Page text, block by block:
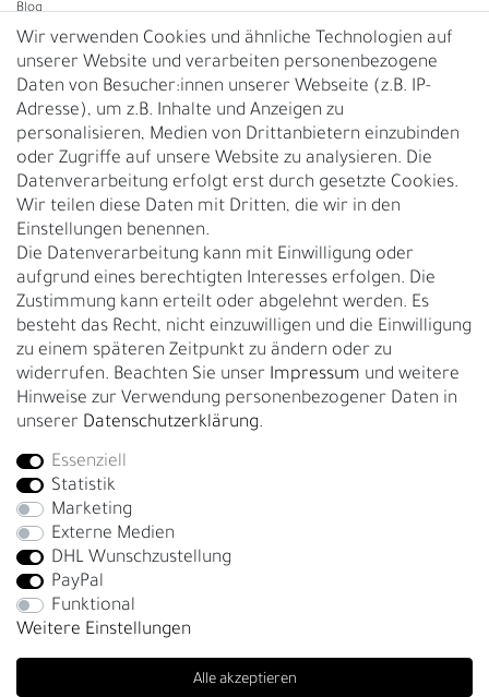
Blog
Vertrag widerrufen
UNTERNEHMEN
Nachhaltigkeit
Kontakt
Über uns
Rückgabe
Gürtelgröße messen
Garantie
GESCHÄFTSKUNDEN & HÄNDLER
B2B Geschäftskunden
Bei Fragen wenden Sie sich direkt an unser Service-Team.
+4917663727338
Montag - Freitag, 09:00 - 14:00
info@fronhofer.com
Gürtelmanufaktur Fronhofer, 93053 Regensburg, Nelkenweg 3b
Wir verwenden Cookies und ähnliche Technologien auf
unserer Website und verarbeiten personenbezogene
Daten von Besucher:innen unserer Webseite (z.B. IP-
Adresse), um z.B. Inhalte und Anzeigen zu
personalisieren, Medien von Drittanbietern einzubinden
oder Zugriffe auf unsere Website zu analysieren. Die
Datenverarbeitung erfolgt erst durch gesetzte Cookies.
Wir teilen diese Daten mit Dritten, die wir in den
Einstellungen benennen.
Die Datenverarbeitung kann mit Einwilligung oder
aufgrund eines berechtigten Interesses erfolgen. Die
Zustimmung kann erteilt oder abgelehnt werden. Es
besteht das Recht, nicht einzuwilligen und die Einwilligung
zu einem späteren Zeitpunkt zu ändern oder zu
widerrufen. Beachten Sie unser Impressum und weitere
Hinweise zur Verwendung personenbezogener Daten in
unserer Daten­schutz­erklärung.
Essenziell
Statistik
Marketing
Externe Medien
DHL Wunschzustellung
PayPal
Funktional
Weitere Einstellungen
Alle akzeptieren